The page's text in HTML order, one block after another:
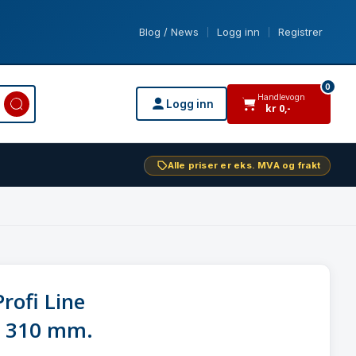
Blog / News Logg inn Registrer
Logg inn
0
varer i handlevogn
Handlevogn
kr0,-
Alle priser er eks. MVA og frakt
Line
mm.